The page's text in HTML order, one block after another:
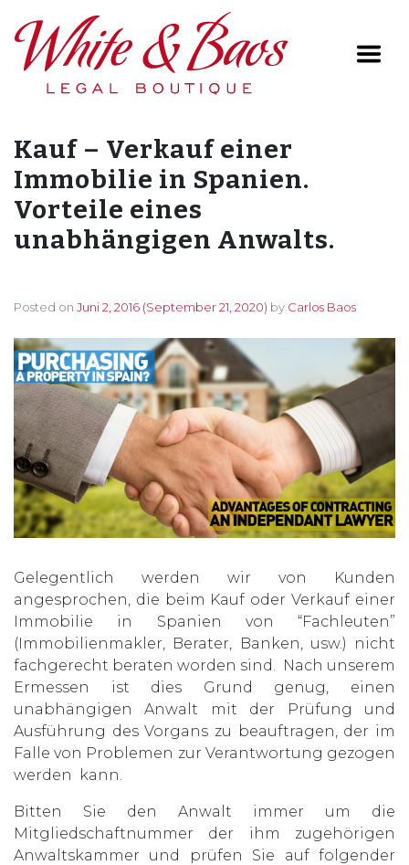
Main Navigation
Kauf – Verkauf einer
Immobilie in Spanien.
Vorteile eines
unabhängigen Anwalts.
Posted on Juni 2, 2016 (September 21, 2020) by Carlos Baos
Gelegentlich werden wir von Kunden
angesprochen, die beim Kauf oder Verkauf einer
Immobilie in Spanien von “Fachleuten”
(Immobilienmakler, Berater, Banken, usw.) nicht
fachgerecht beraten worden sind. Nach unserem
Ermessen ist dies Grund genug, einen
unabhängigen Anwalt mit der Prüfung und
Ausführung des Vorgans zu beauftragen, der im
Falle von Problemen zur Verantwortung gezogen
werden kann.
Bitten Sie den Anwalt immer um die
Mitgliedschaftnummer der ihm zugehörigen
Anwaltskammer und prüfen Sie auf folgender